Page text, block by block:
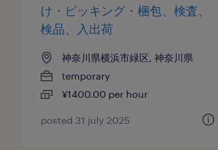
け・ピッキング・梱包、検査、
検品、入出荷
神奈川県横浜市緑区, 神奈川県
temporary
¥1400.00 per hour
posted 31 july 2025